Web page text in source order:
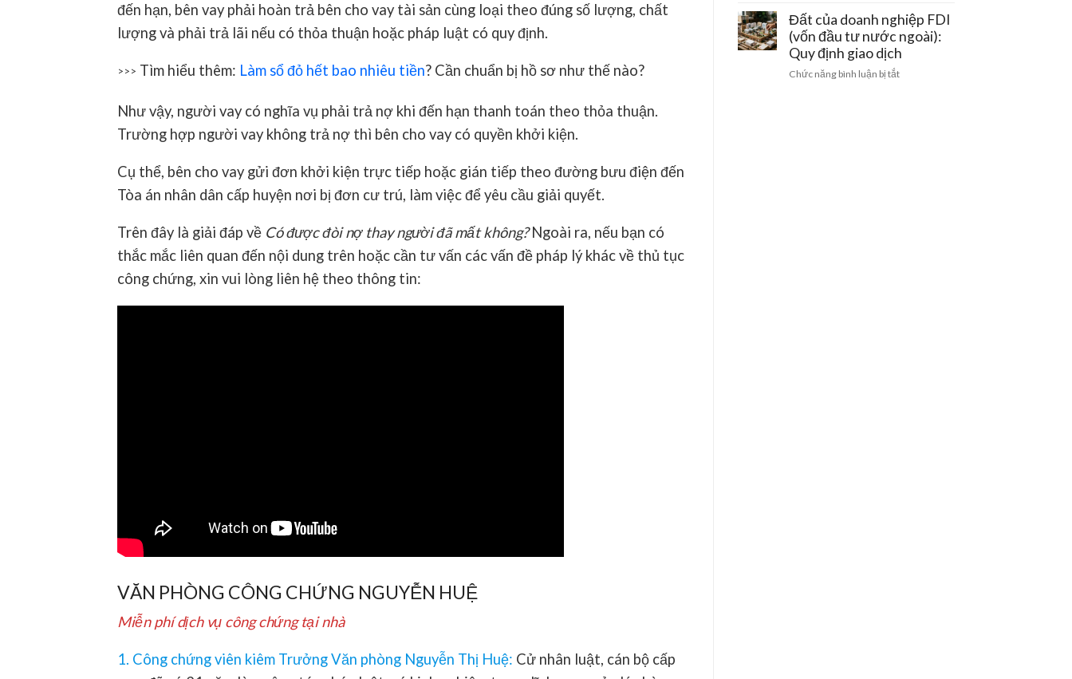
đến hạn, bên vay phải hoàn trả bên cho vay tài sản cùng loại theo đúng số lượng, chất
lượng và phải trả lãi nếu có thỏa thuận hoặc pháp luật có quy định.
>>> Tìm hiểu thêm: Làm sổ đỏ hết bao nhiêu tiền? Cần chuẩn bị hồ sơ như thế nào?
Như vậy, người vay có nghĩa vụ phải trả nợ khi đến hạn thanh toán theo thỏa thuận.
Trường hợp người vay không trả nợ thì bên cho vay có quyền khởi kiện.
Cụ thể, bên cho vay gửi đơn khởi kiện trực tiếp hoặc gián tiếp theo đường bưu điện đến
Tòa án nhân dân cấp huyện nơi bị đơn cư trú, làm việc để yêu cầu giải quyết.
Trên đây là giải đáp về Có được đòi nợ thay người đã mất không?Ngoài ra, nếu bạn có
thắc mắc liên quan đến nội dung trên hoặc cần tư vấn các vấn đề pháp lý khác về thủ tục
công chứng, xin vui lòng liên hệ theo thông tin:
VĂN PHÒNG CÔNG CHỨNG NGUYỄN HUỆ
Miễn phí dịch vụ công chứng tại nhà
1. Công chứng viên kiêm Trưởng Văn phòng Nguyễn Thị Huệ: Cử nhân luật, cán bộ cấp
khu
công
nghiệp:
hợp
giá
đất
góp
vốn
thành
Đất của doanh nghiệp FDI
(vốn đầu tư nước ngoài):
Quy định giao dịch
Chức năng bình luận bị tắtở